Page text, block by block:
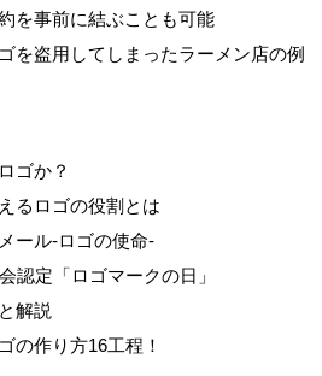
を事前に結ぶことも可能
を盗用してしまったラーメン店の例
ゴか？
るロゴの役割とは
ール-ロゴの使命-
認定「ロゴマークの日」
解説
の作り方16工程！